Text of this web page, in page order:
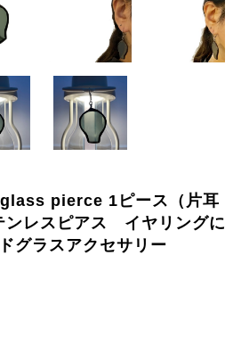
pierce 1ピース（片耳
ンレスピアス イヤリングに
グラスアクセサリー